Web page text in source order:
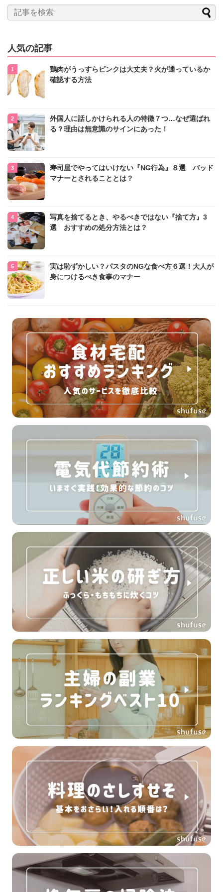
人気の記事
鶏肉がうっすらピンクは大丈夫？火が通っているか
確認する方法
外国人に話しかけられる人の特徴７つ…なぜ選ばれ
る？理由は無意識のサインにあった！
寿司屋でやってはいけない『NG行為』８選 バッド
マナーとされることとは？
写真を捨てるとき、やるべきではない『捨て方』3
選 おすすめの処分方法とは？
実は恥ずかしい？パスタのNGな食べ方６選！大人が
身につけるべき食事のマナー